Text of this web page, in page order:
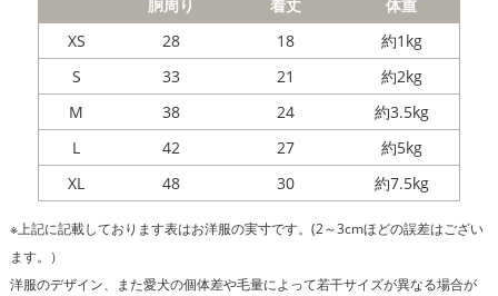
胴周り 着丈
体重
XS
28 18
約1kg
S
33 21
約2kg
M
38 24
約3.5kg
L
42 27
約5kg
XL
48 30 約7.5kg
※上記に記載しております表はお洋服の実寸です。(2～3cmほどの誤差はござい
ます。）
洋服のデザイン、また愛犬の個体差や毛量によって若干サイズが異なる場合が